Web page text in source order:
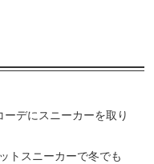
デにスニーカーを取り
トスニーカーで冬でも